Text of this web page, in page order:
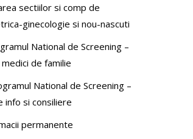
sectiilor si comp de
ginecologie si nou-nascuti
National de Screening –
de familie
National de Screening –
info si consiliere
permanente